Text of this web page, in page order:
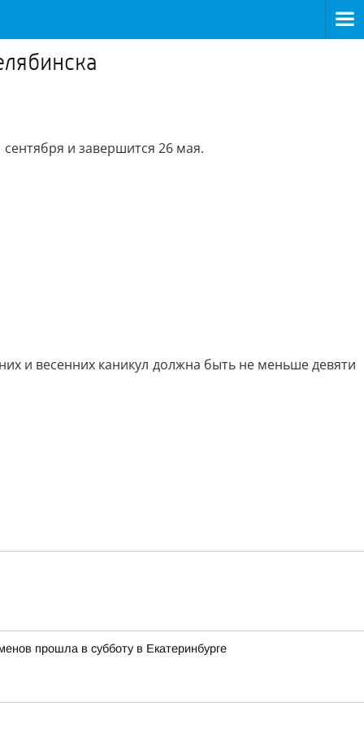
и завершится 26 мая.
и весенних каникул должна быть не меньше девяти
прошла в субботу в Екатеринбурге